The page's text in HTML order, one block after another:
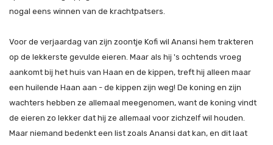
nogal eens winnen van de krachtpatsers.
Voor de verjaardag van zijn zoontje Kofi wil Anansi hem trakteren
op de lekkerste gevulde eieren. Maar als hij 's ochtends vroeg
aankomt bij het huis van Haan en de kippen, treft hij alleen maar
een huilende Haan aan - de kippen zijn weg! De koning en zijn
wachters hebben ze allemaal meegenomen, want de koning vindt
de eieren zo lekker dat hij ze allemaal voor zichzelf wil houden.
Maar niemand bedenkt een list zoals Anansi dat kan, en dit laat